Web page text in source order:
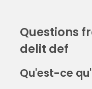
Questions
delit def
Qu'est-ce